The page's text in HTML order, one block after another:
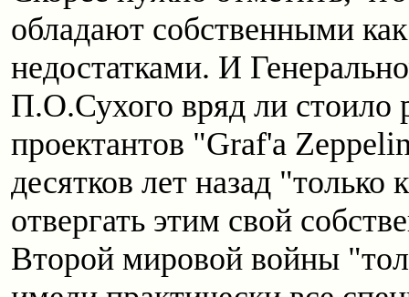
обладают собственными
недостатками. И
П.О.Сухого вряд ли стоило
проектантов "Graf'a
десятков лет назад "только
отвергать этим свой
Второй мировой войны